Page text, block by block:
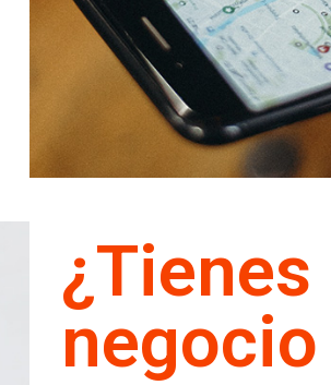
¿Tienes